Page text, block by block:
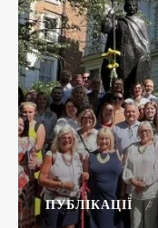
ПУБЛІКАЦІЇ